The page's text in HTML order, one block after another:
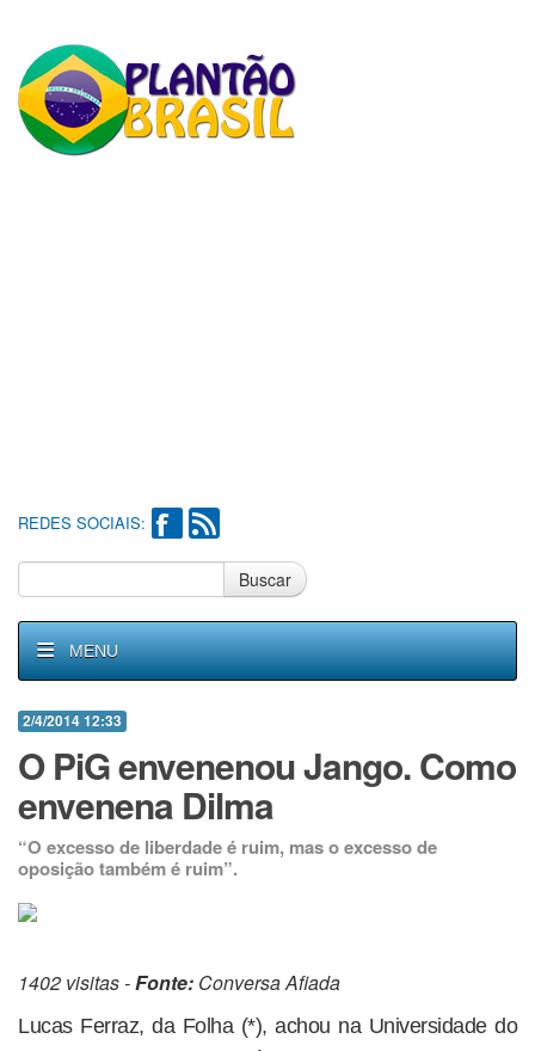
REDES SOCIAIS:
Buscar
MENU
2/4/2014 12:33
O PiG envenenou Jango. Como
envenena Dilma
“O excesso de liberdade é ruim, mas o excesso de
oposição também é ruim”.
1402 visitas -Fonte: Conversa Afiada
Lucas Ferraz, da Folha (*), achou na Universidade do